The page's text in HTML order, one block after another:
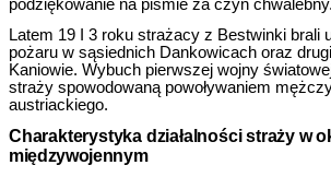
podziękowanie na piśmie za czyn chwalebny.
Latem 19 I 3 roku strażacy z Bestwinki brali
poża­ru w sąsiednich Dankowicach oraz
Kaniowie. Wybuch pierwszej wojny światowej
straży spowodowaną powoływa­niem
austriackiego.
Charakterystyka działalności straży w
międzywojennym